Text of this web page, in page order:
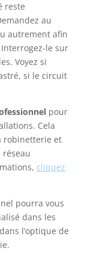
reste
au
autrement afin
le sur
Voyez si
si le circuit
pour
Cela
robinetterie et
cliquez
pourra vous
dans les
l’optique de